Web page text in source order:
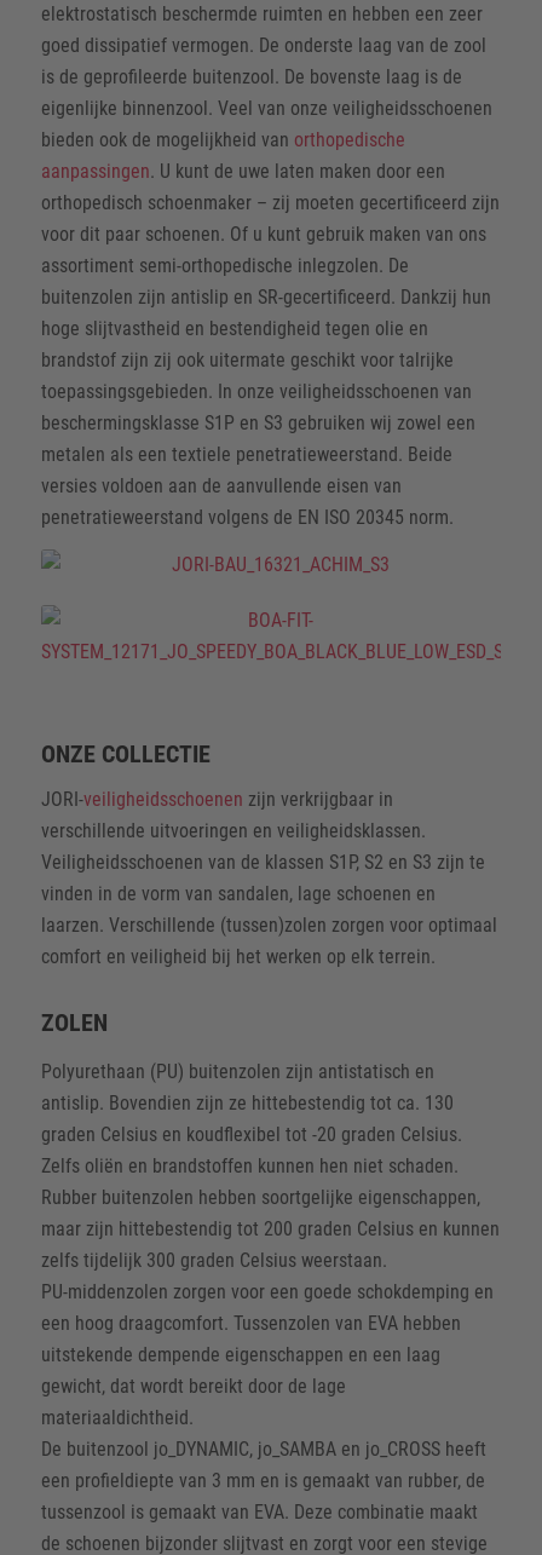
elektrostatisch beschermde ruimten en hebben een zeer
goed dissipatief vermogen. De onderste laag van de zool
is de geprofileerde buitenzool. De bovenste laag is de
eigenlijke binnenzool. Veel van onze veiligheidsschoenen
bieden ook de mogelijkheid van orthopedische
aanpassingen. U kunt de uwe laten maken door een
orthopedisch schoenmaker – zij moeten gecertificeerd zijn
voor dit paar schoenen. Of u kunt gebruik maken van ons
assortiment semi-orthopedische inlegzolen. De
buitenzolen zijn antislip en SR-gecertificeerd. Dankzij hun
hoge slijtvastheid en bestendigheid tegen olie en
brandstof zijn zij ook uitermate geschikt voor talrijke
toepassingsgebieden. In onze veiligheidsschoenen van
beschermingsklasse S1P en S3 gebruiken wij zowel een
metalen als een textiele penetratieweerstand. Beide
versies voldoen aan de aanvullende eisen van
penetratieweerstand volgens de EN ISO 20345 norm.
ONZE COLLECTIE
JORI-veiligheidsschoenen zijn verkrijgbaar in
verschillende uitvoeringen en veiligheidsklassen.
Veiligheidsschoenen van de klassen S1P, S2 en S3 zijn te
vinden in de vorm van sandalen, lage schoenen en
laarzen. Verschillende (tussen)zolen zorgen voor optimaal
comfort en veiligheid bij het werken op elk terrein.
ZOLEN
Polyurethaan (PU) buitenzolen zijn antistatisch en
antislip. Bovendien zijn ze hittebestendig tot ca. 130
graden Celsius en koudflexibel tot -20 graden Celsius.
Zelfs oliën en brandstoffen kunnen hen niet schaden.
Rubber buitenzolen hebben soortgelijke eigenschappen,
maar zijn hittebestendig tot 200 graden Celsius en kunnen
zelfs tijdelijk 300 graden Celsius weerstaan.
PU-middenzolen zorgen voor een goede schokdemping en
een hoog draagcomfort. Tussenzolen van EVA hebben
uitstekende dempende eigenschappen en een laag
gewicht, dat wordt bereikt door de lage
materiaaldichtheid.
De buitenzool jo_DYNAMIC, jo_SAMBA en jo_CROSS heeft
een profieldiepte van 3 mm en is gemaakt van rubber, de
tussenzool is gemaakt van EVA. Deze combinatie maakt
de schoenen bijzonder slijtvast en zorgt voor een stevige